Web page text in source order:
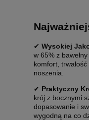
✔ Wysokiej
w 65% z
komfort,
noszenia.
✔ Praktyczny
krój z bocznymi
dopasowanie i
wygodną na co